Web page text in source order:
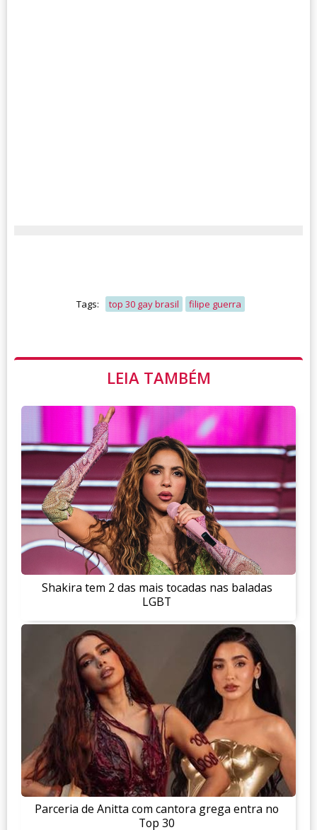
Tags: top 30 gay brasil filipe guerra
LEIA TAMBÉM
Shakira tem 2 das mais tocadas nas baladas
LGBT
Parceria de Anitta com cantora grega entra no
Top 30